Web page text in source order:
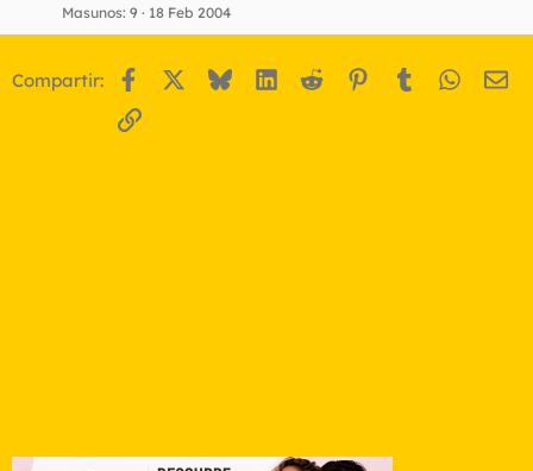
Masunos 9 18 Feb 2004
Compartir: Facebook BlueskyLinkedIn
Reddit Pinterest
Tumblr
Enlace